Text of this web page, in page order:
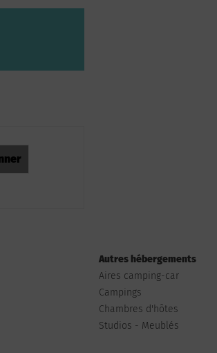
Autres hébergements
Aires camping-car
Campings
Chambres d'hôtes
Studios - Meublés